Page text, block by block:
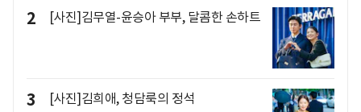
2 [사진]김무열-윤승아 부부, 달콤한 손하트
3 [사진]김희애, 청담룩의 정석